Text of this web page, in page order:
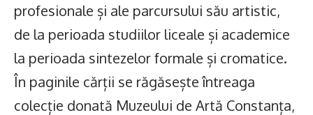
profesionale și ale parcursului său artistic,
de la perioada studiilor liceale și academice
la perioada sintezelor formale și cromatice.
În paginile cărții se răgăsește întreaga
colecție donată Muzeului de Artă Constanța,